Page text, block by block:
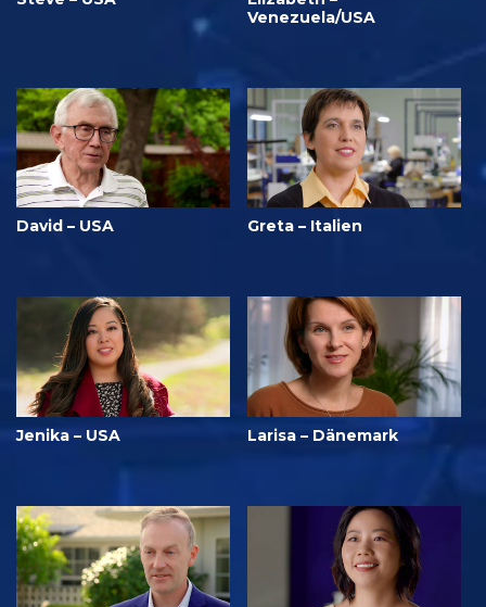
Venezuela/USA
David – USA Greta – Italien
Jenika – USA Larisa – Dänemark